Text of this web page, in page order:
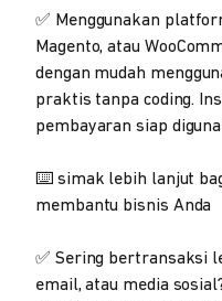
✅ Menggunakan
Magento, atau
dengan mudah
praktis tanpa coding.
pembayaran siap
⌨️ simak lebih lanjut
membantu bisnis Anda
✅ Sering bertransaksi
email, atau media